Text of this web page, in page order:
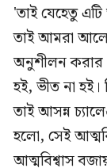
'তাই যেহেতু
তাই আমরা
অনুশীলন করার
হই, ভীত না হই।
তাই আসন্ন
হলো, সেই
আত্মবিশ্বাস